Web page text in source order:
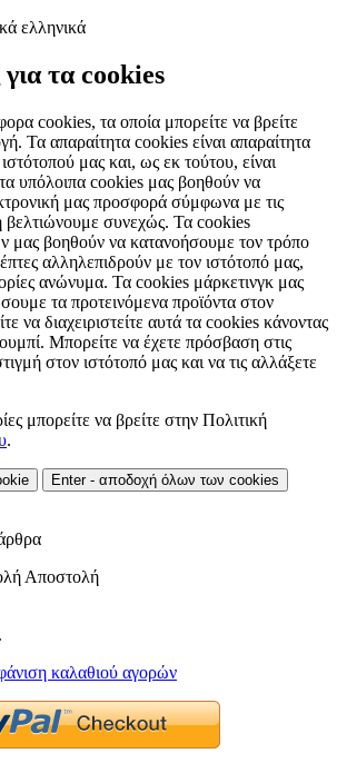
ελληνικά
τα cookies
cookies, τα οποία μπορείτε να βρείτε
Τα απαραίτητα cookies είναι απαραίτητα
μας και, ως εκ τούτου, είναι
υπόλοιπα cookies μας βοηθούν να
μας προσφορά σύμφωνα με τις
βελτιώνουμε συνεχώς. Τα cookies
μας βοηθούν να κατανοήσουμε τον τρόπο
αλληλεπιδρούν με τον ιστότοπό μας,
ανώνυμα. Τα cookies μάρκετινγκ μας
τα προτεινόμενα προϊόντα στον
να διαχειριστείτε αυτά τα cookies κάνοντας
Μπορείτε να έχετε πρόσβαση στις
στον ιστότοπό μας και να τις αλλάξετε
μπορείτε να βρείτε στην Πολιτική
.
Enter - αποδοχή όλων των cookies
Αποστολή
καλαθιού αγορών